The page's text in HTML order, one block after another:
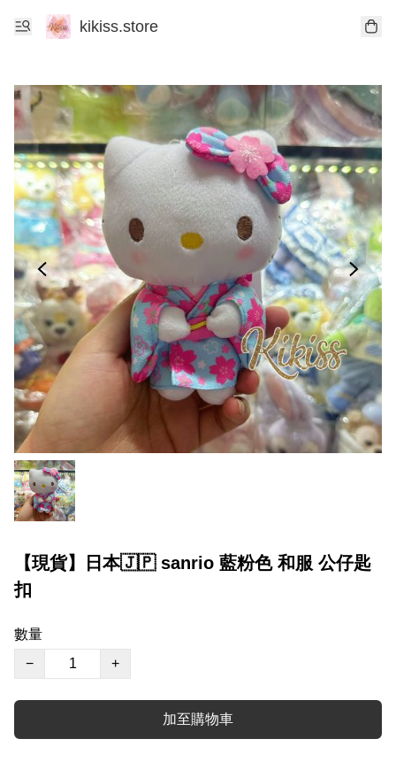
kikiss.store
【現貨】日本🇯🇵 sanrio 藍粉色 和服 公仔匙
扣
數量
−
+
加至購物車